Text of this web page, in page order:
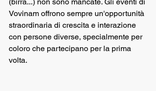
Vovinam offrono sempre un'opportunità
straordinaria di crescita e interazione
con persone diverse, specialmente per
coloro che partecipano per la prima
volta.